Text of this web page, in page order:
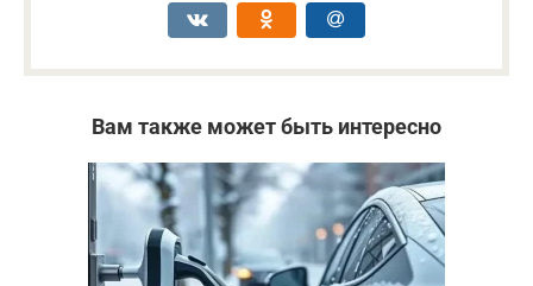
Вам также может быть интересно